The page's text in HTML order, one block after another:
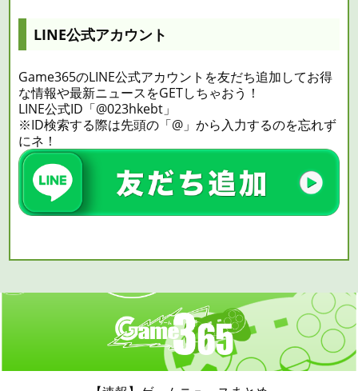
LINE公式アカウント
Game365のLINE公式アカウントを友だち追加してお得
な情報や最新ニュースをGETしちゃおう！
LINE公式ID「@023hkebt」
※ID検索する際は先頭の「@」から入力するのを忘れず
にネ！